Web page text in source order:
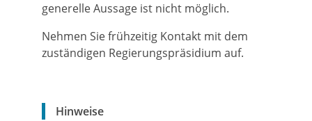
generelle Aussage ist nicht möglich.
Nehmen Sie frühzeitig Kontakt mit dem
zuständigen Regierungspräsidium auf.
Hinweise